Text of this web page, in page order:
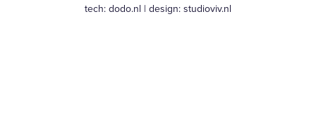
tech:dodo.nl | design:studioviv.nl